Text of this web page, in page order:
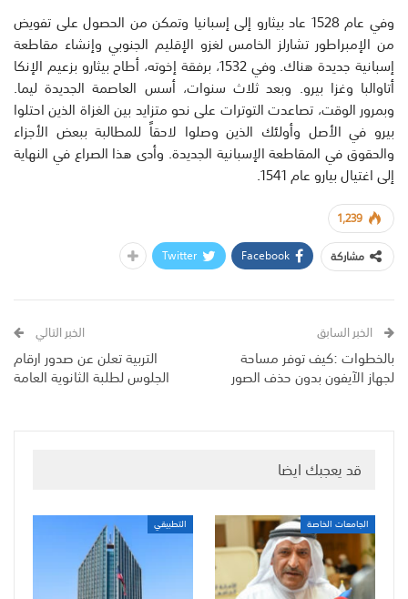
وفي عام 1528 عاد بيثارو إلى إسبانيا وتمكن من الحصول على تفويض
من الإمبراطور تشارلز الخامس لغزو الإقليم الجنوبي وإنشاء مقاطعة
إسبانية جديدة هناك. وفي 1532، برفقة إخوته، أطاح بيثارو بزعيم الإنكا
أتاوالبا وغزا بيرو. وبعد ثلاث سنوات، أسس العاصمة الجديدة ليما.
وبمرور الوقت، تصاعدت التوترات على نحو متزايد بين الغزاة الذين احتلوا
بيرو في الأصل وأولئك الذين وصلوا لاحقاً للمطالبة ببعض الأجزاء
والحقوق في المقاطعة الإسبانية الجديدة. وأدى هذا الصراع في النهاية
إلى اغتيال بيارو عام 1541.
1,239
مشاركة
Facebook
Twitter
الخبر السابق
بالخطوات :كيف توفر مساحة
لجهاز الآيفون بدون حذف الصور
الخبر التالي
التربية تعلن عن صدور ارقام
الجلوس لطلبة الثانوية العامة
قد يعجبك ايضا
الجامعات الخاصة التطبيقي